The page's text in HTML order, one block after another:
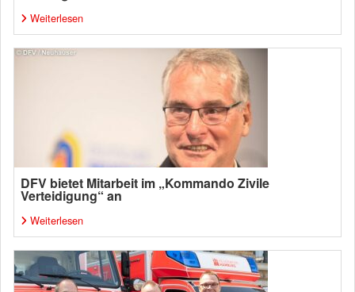
Weiterlesen
DFV bietet Mitarbeit im „Kommando Zivile
Verteidigung“ an
Weiterlesen